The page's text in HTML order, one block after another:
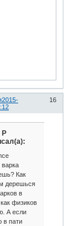
16
2015-
P
Как
дерешься
в
физиков
А если
в пати